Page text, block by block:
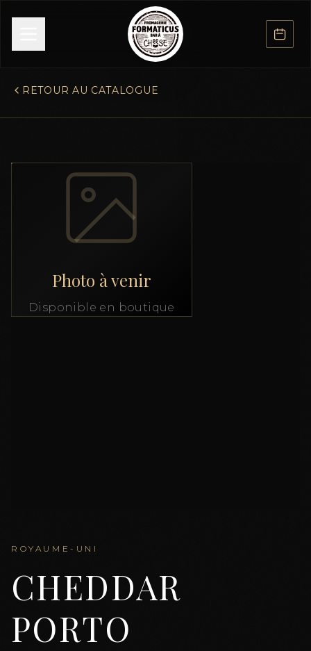
RETOUR AU CATALOGUE
Photo à venir
Disponible en boutique
ROYAUME-UNI
CHEDDAR
PORTO